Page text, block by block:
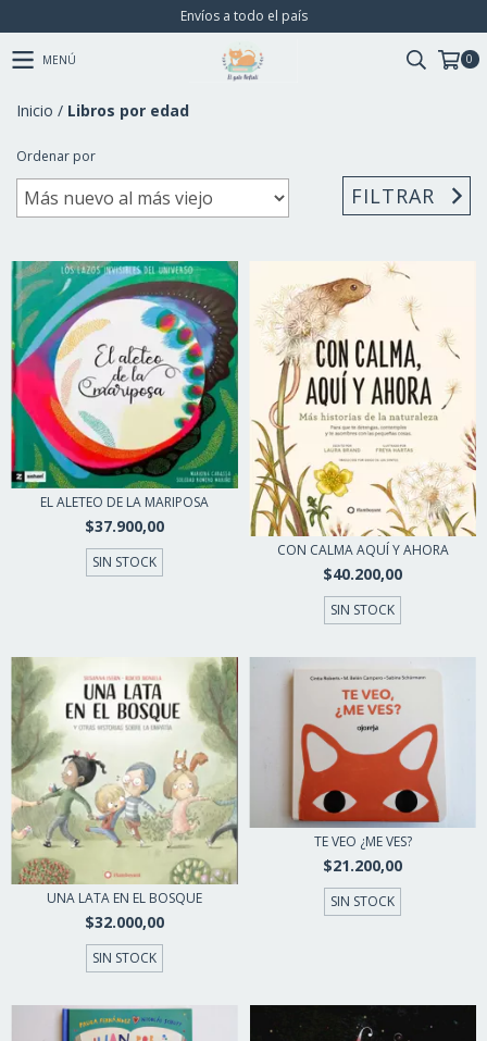
Envíos a todo el país
MENÚ 0
Inicio / Libros por edad
Ordenar por
FILTRAR
EL ALETEO DE LA MARIPOSA
$37.900,00
SIN STOCK
CON CALMA AQUÍ Y AHORA
$40.200,00
SIN STOCK
UNA LATA EN EL BOSQUE
$32.000,00
SIN STOCK
TE VEO ¿ME VES?
$21.200,00
SIN STOCK